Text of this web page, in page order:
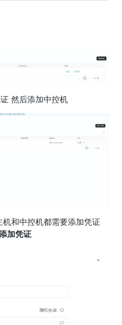
然后添加中控机
和中控机都需要添加凭证
加凭证